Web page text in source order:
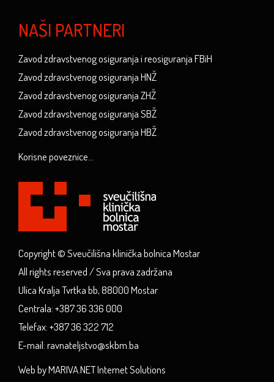
NAŠI PARTNERI
Zavod zdravstvenog osiguranja i reosiguranja FBiH
Zavod zdravstvenog osiguranja HNŽ
Zavod zdravstvenog osiguranja ZHŽ
Zavod zdravstvenog osiguranja SBŽ
Zavod zdravstvenog osiguranja HBŽ
Korisne poveznice...
Copyright © Sveučilišna klinička bolnica Mostar
All rights reserved / Sva prava zadržana
Ulica Kralja Tvrtka bb, 88000 Mostar
Centrala: +387 36 336 000
Telefax: +387 36 322 712
E-mail: ravnateljstvo@skbm.ba
Web by MARIVA.NET Internet Solutions